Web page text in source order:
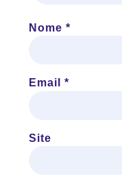
Nome *
Email *
Site